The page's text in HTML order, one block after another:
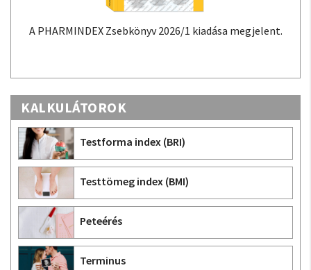
A PHARMINDEX Zsebkönyv 2026/1 kiadása megjelent.
KALKULÁTOROK
Testforma index (BRI)
Testtömeg index (BMI)
Peteérés
Terminus